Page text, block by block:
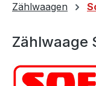
Zählwaagen
Zählwaage